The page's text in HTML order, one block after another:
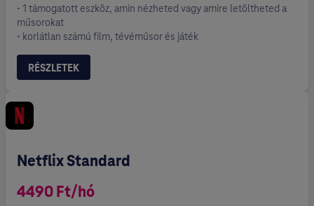
• 1 támogatott eszköz, amin nézheted vagy amire letöltheted a
műsorokat
• korlátlan számú film, tévéműsor és játék
RÉSZLETEK
Netflix Standard
4490 Ft/hó